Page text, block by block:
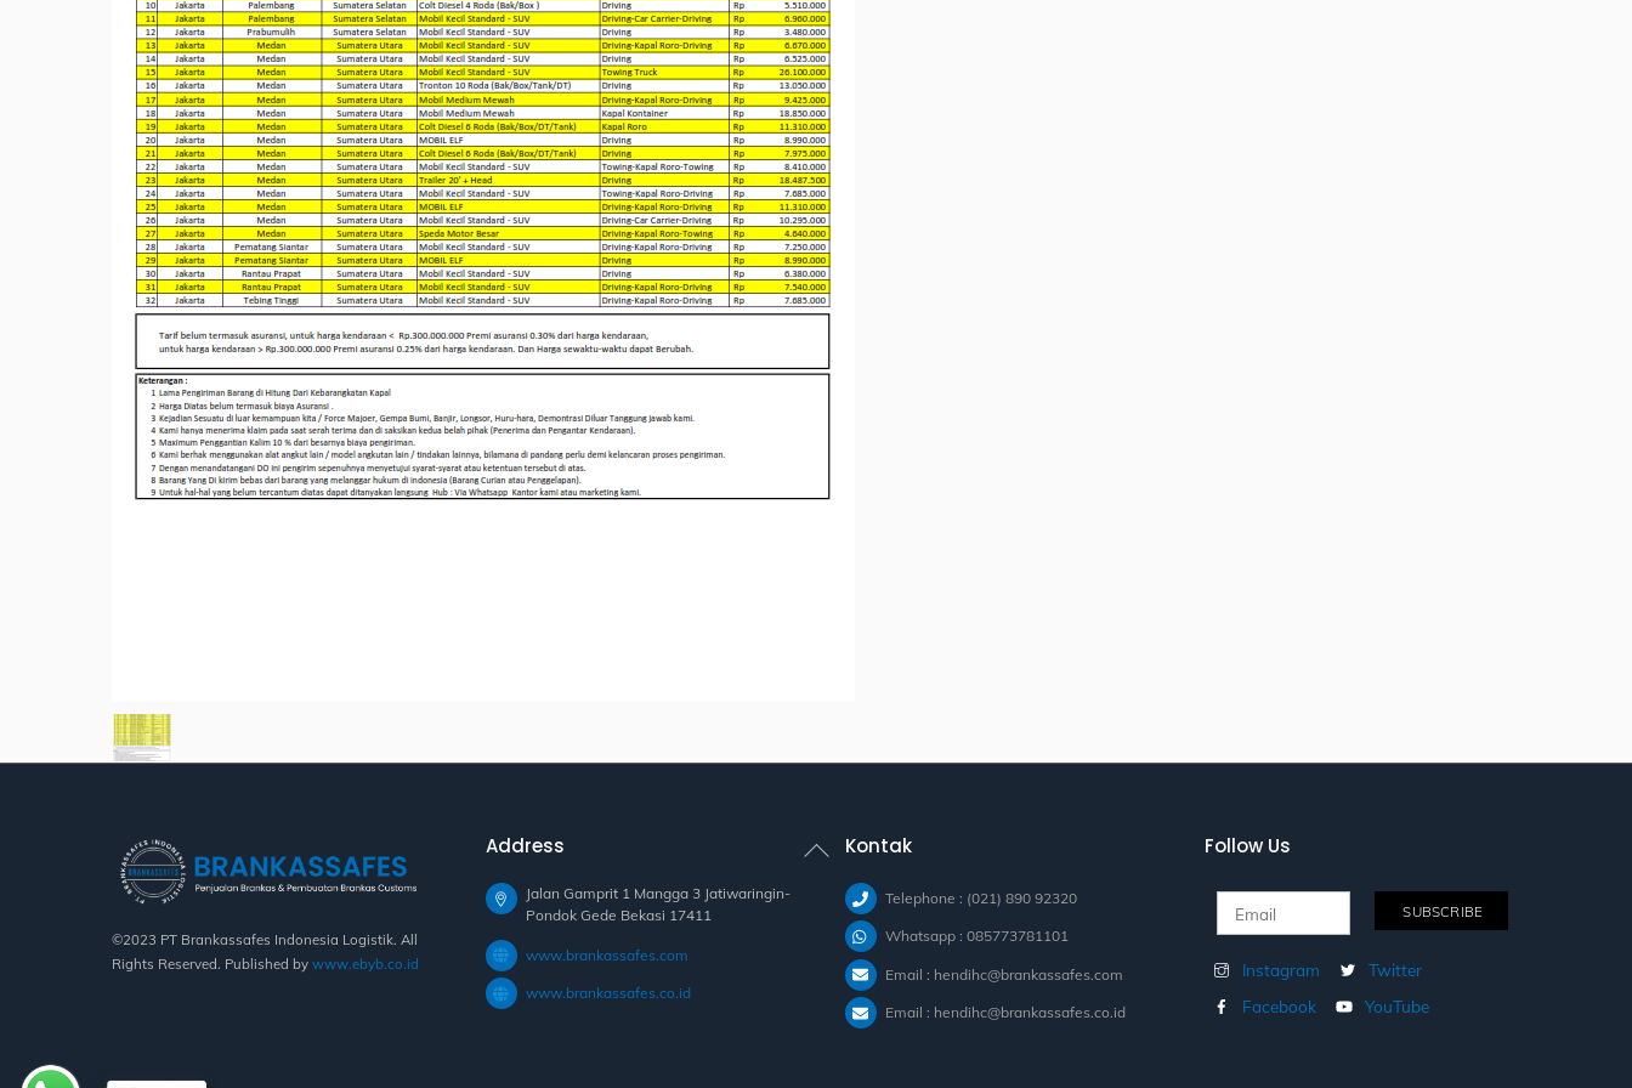
Back
©2023 PT Brankassafes Indonesia Logistik. All
Rights Reserved. Published by www.ebyb.co.id
Address
Jalan Gamprit 1 Mangga 3 Jatiwaringin-
Pondok Gede Bekasi 17411
www.brankassafes.com
www.brankassafes.co.id
Kontak
Telephone : (021) 890 92320
Whatsapp : 085773781101
Email : hendihc@brankassafes.com
Email : hendihc@brankassafes.co.id
Follow Us
Instagram
Twitter
Facebook
YouTube